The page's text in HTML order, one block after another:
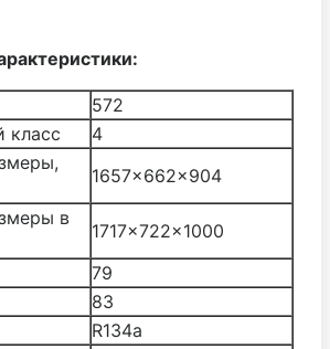
572
класс
4
1657×662×904
в
1717×722×1000
79
83
R134a